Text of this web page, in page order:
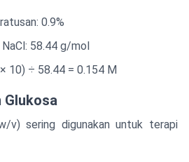
0.9%
58.44 g/mol
10) ÷ 58.44 = 0.154 M
Glukosa
v) sering digunakan untuk terapi